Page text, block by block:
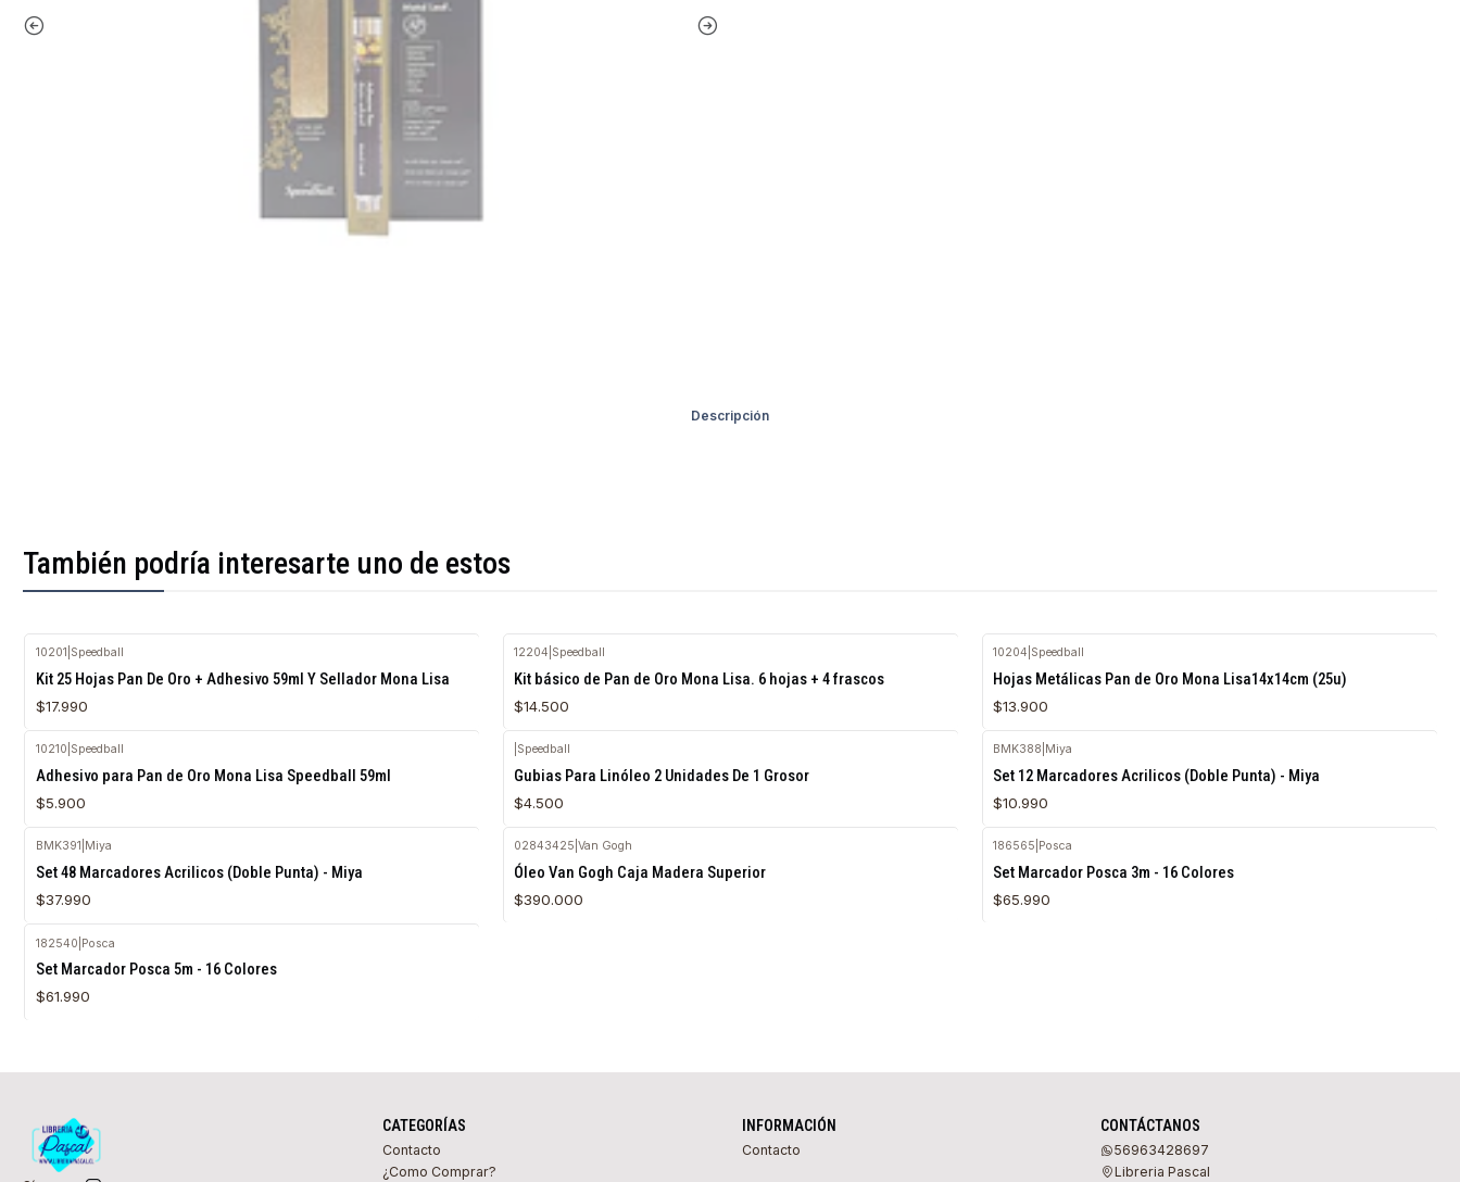
Descripción
También podría interesarte uno de estos
10201 Speedball
Kit 25 Hojas Pan De Oro + Adhesivo 59ml Y Sellador Mona Lisa
$17.990
12204 Speedball
Kit básico de Pan de Oro Mona Lisa. 6 hojas + 4 frascos
$14.500
10204 Speedball
Hojas Metálicas Pan de Oro Mona Lisa14x14cm (25u)
$13.900
10210 Speedball
Adhesivo para Pan de Oro Mona Lisa Speedball 59ml
$5.900
Speedball
Gubias Para Linóleo 2 Unidades De 1 Grosor
$4.500
BMK388 Miya
Set 12 Marcadores Acrilicos (Doble Punta) - Miya
$10.990
BMK391 Miya
Set 48 Marcadores Acrilicos (Doble Punta) - Miya
$37.990
02843425 |Van Gogh
Óleo Van Gogh Caja Madera Superior
$390.000
186565 Posca
Set Marcador Posca 3m - 16 Colores
$65.990
182540 Posca
Set Marcador Posca 5m - 16 Colores
$61.990
CATEGORÍAS
Contacto
¿Como Comprar?
INFORMACIÓN
Contacto
CONTÁCTANOS
56963428697
Libreria Pascal